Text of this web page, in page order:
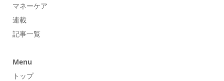
マネーケア
連載
記事一覧
Menu
トップ